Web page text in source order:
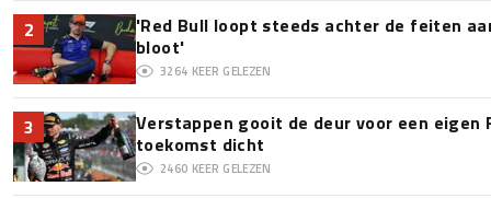
2
'Red Bull loopt steeds achter de feiten
bloot'
3264 KEER GELEZEN
3
Verstappen gooit de deur voor een eigen
toekomst dicht
2460 KEER GELEZEN